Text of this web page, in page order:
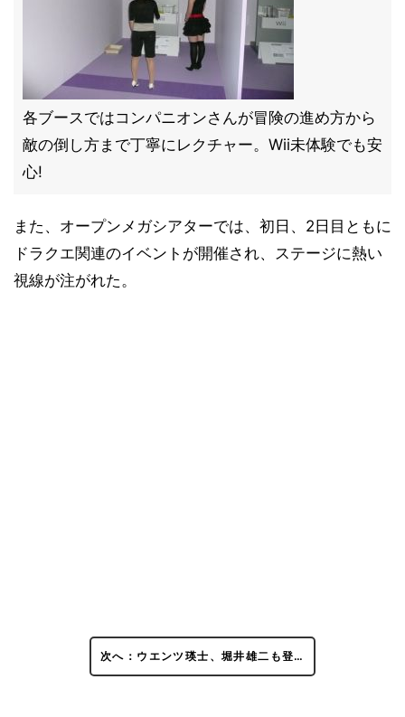
各ブースではコンパニオンさんが冒険の進め方から
敵の倒し方まで丁寧にレクチャー。Wii未体験でも安
心!
また、オープンメガシアターでは、初日、2日目ともに
ドラクエ関連のイベントが開催され、ステージに熱い
視線が注がれた。
次へ：ウエンツ瑛士、堀井雄二も登…